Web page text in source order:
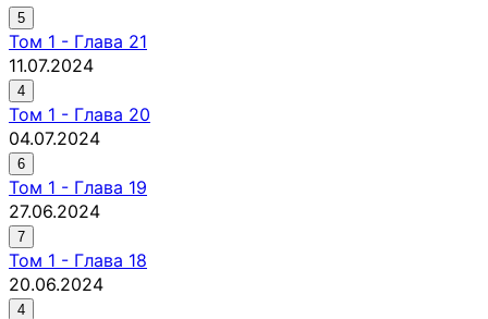
5
Том 1 - Глава 21
11.07.2024
4
Том 1 - Глава 20
04.07.2024
6
Том 1 - Глава 19
27.06.2024
7
Том 1 - Глава 18
20.06.2024
4